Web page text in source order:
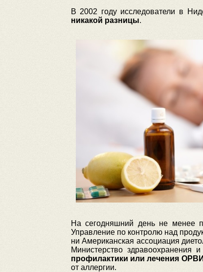
В 2002 году исследователи в
никакой разницы.
На сегодняшний день не менее
Управление по контролю над
ни Американская ассоциация
Министерство здравоохранения
профилактики или лечения ОРВИ
от аллергии.